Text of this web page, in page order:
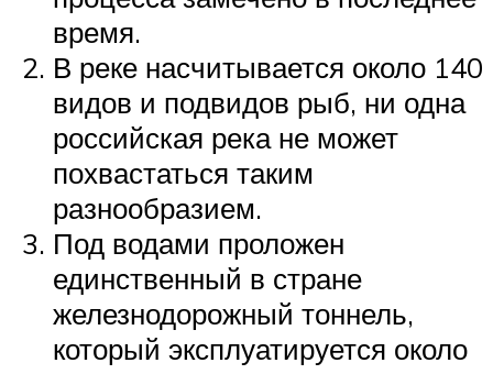
время.
В реке насчитывается около 140
видов и подвидов рыб, ни одна
российская река не может
похвастаться таким
разнообразием.
Под водами проложен
единственный в стране
железнодорожный тоннель,
который эксплуатируется около